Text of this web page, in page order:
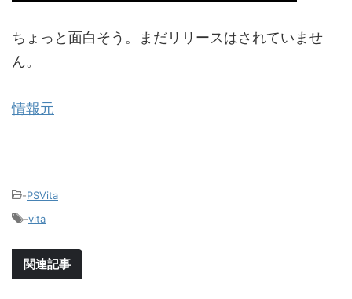
ちょっと面白そう。まだリリースはされていませ
ん。
情報元
-PSVita
-vita
関連記事